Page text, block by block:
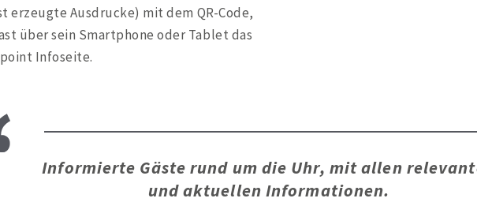
erzeugte Ausdrucke) mit dem QR-Code,
über sein Smartphone oder Tablet das
Infoseite.
Informierte Gäste rund um die Uhr, mit allen
und aktuellen Informationen.